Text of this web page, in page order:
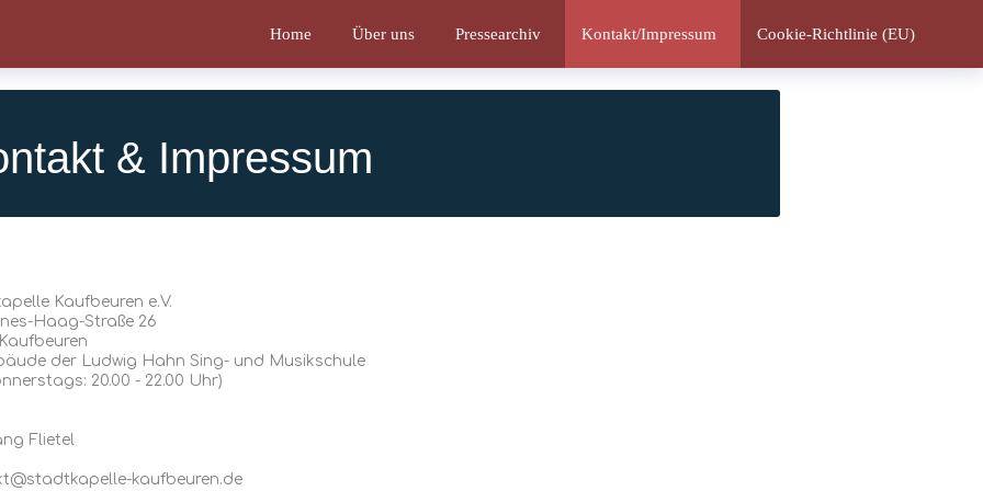
Home Über uns Pressearchiv Kontakt/Impressum Cookie-Richtlinie (EU)
& Impressum
Kaufbeuren e.V.
Haag-Straße 26
der Ludwig Hahn Sing- und Musikschule
20.00 - 22.00 Uhr)​
Flietel
kaufbeuren.de